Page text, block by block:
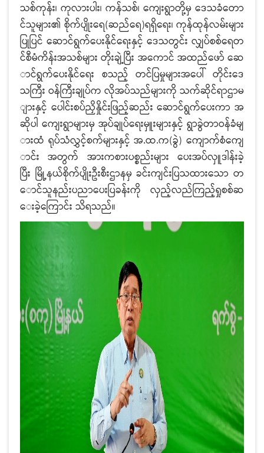
သစ်ကုန်း၊ ကုလားပါး၊ ကန်သစ်၊ ကျေးရွာတို့မှ ဒေသခံတော
င်သူများ၏ စိုက်ပျိုးရေ(ဆည်ရေ)ရရှိရေး၊ ကုန်ထုန်လမ်းများ
ပြုပြင် ဆောင်ရွက်ပေးနိုင်ရေးနှင့် ဒေသတွင်း လျှပ်စစ်ရေတ
င်စီမံကိန်းအသစ်များ တိုးချဲ့ပြီး အကောင် အထည်ဖော် ဆေ
ာင်ရွက်ပေးနိုင်ရေး စသည့် တင်ပြမှုများအပေါ် တိုင်းဒေ
သကြီး ဝန်ကြီးချုပ်က လိုအပ်သည်များကို သက်ဆိုင်ရာဌာမ
ျားနှင့် ပေါင်းစပ်ညှိနှိုင်းဖြည့်ဆည်း ဆောင်ရွက်ပေးကာ အ
ဆိုပါ ကျေးရွာများမှ အုပ်ချုပ်ရေးမှူးများနှင့် ရွာခွဲတာဝန်ခံမျ
ားထံ ရုပ်သံလွှင့်စက်များနှင့် အ.ထ.က(ခွဲ) ကျောက်စံကျေ
ာင်း အတွက် အားကစားပစ္စည်းများ ပေးအပ်လှူဒါန်းခဲ့
ပြီး မြို့နယ်စိုက်ပျိုးဦးစီးဌာနမှ ခင်းကျင်းပြသထားသော တ
ောင်သူနည်းပညာပေးပြခန်းကို လှည့်လည်ကြည့်ရှုစစ်ဆ
ေးခဲ့ကြောင်း သိရသည်။